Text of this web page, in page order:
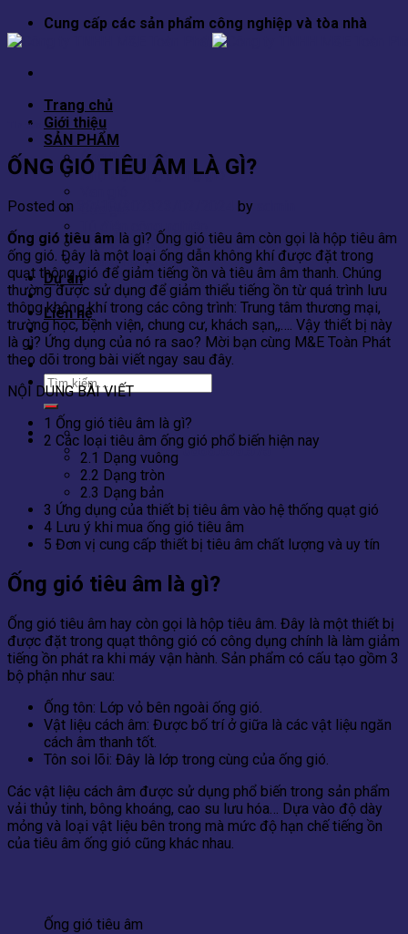
Skip
to
Cung cấp các sản phẩm công nghiệp và tòa nhà
Trang chủ
Giới thiệu
SẢN PHẨM
Ống thông gió
Phụ kiện ống thông gió
Tủ điện công nghiệp
Tủ PCCC (phòng cháy chữa cháy)
Thang máng cáp
Dự án
Tin tức
Liên hệ
Tìm
kiếm:
Contact
0866.788.575 - 0866.658.575
Tin tức
ỐNG GIÓ TIÊU ÂM LÀ GÌ?
Posted on by
Ống gió tiêu âm là gì? Ống gió tiêu âm còn gọi là hộp tiêu âm
ống gió. Đây là một loại ống dẫn không khí được đặt trong
quạt thông gió để giảm tiếng ồn và tiêu âm âm thanh. Chúng
thường được sử dụng để giảm thiểu tiếng ồn từ quá trình lưu
thông không khí trong các công trình: Trung tâm thương mại,
trường học, bệnh viện, chung cư, khách sạn,,…. Vậy thiết bị này
là gì? Ứng dụng của nó ra sao? Mời bạn cùng M&E Toàn Phát
theo dõi trong bài viết ngay sau đây.
NỘI DUNG BÀI VIẾT
1 Ống gió tiêu âm là gì?
2 Các loại tiêu âm ống gió phổ biến hiện nay
2.1 Dạng vuông
2.2 Dạng tròn
2.3 Dạng bản
3 Ứng dụng của thiết bị tiêu âm vào hệ thống quạt gió
4 Lưu ý khi mua ống gió tiêu âm
5 Đơn vị cung cấp thiết bị tiêu âm chất lượng và uy tín
Ống gió tiêu âm là gì?
Ống gió tiêu âm hay còn gọi là hộp tiêu âm. Đây là một thiết bị
được đặt trong quạt thông gió có công dụng chính là làm giảm
tiếng ồn phát ra khi máy vận hành. Sản phẩm có cấu tạo gồm 3
bộ phận như sau:
Ống tôn: Lớp vỏ bên ngoài ống gió.
Vật liệu cách âm: Được bố trí ở giữa là các vật liệu ngăn
cách âm thanh tốt.
Tôn soi lõi: Đây là lớp trong cùng của ống gió.
Các vật liệu cách âm được sử dụng phổ biến trong sản phẩm
vải thủy tinh, bông khoáng, cao su lưu hóa… Dựa vào độ dày
mỏng và loại vật liệu bên trong mà mức độ hạn chế tiếng ồn
của tiêu âm ống gió cũng khác nhau.
Ống gió tiêu âm